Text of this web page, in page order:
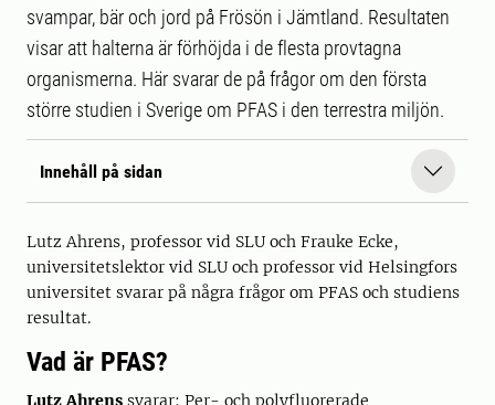
svampar, bär och jord på Frösön i Jämtland. Resultaten
visar att halterna är förhöjda i de flesta provtagna
organismerna. Här svarar de på frågor om den första
större studien i Sverige om PFAS i den terrestra miljön.
Innehåll på sidan
Lutz Ahrens, professor vid SLU och Frauke Ecke,
universitetslektor vid SLU och professor vid Helsingfors
universitet svarar på några frågor om PFAS och studiens
resultat.
Vad är PFAS?
Lutz Ahrens svarar: Per- och polyfluorerade